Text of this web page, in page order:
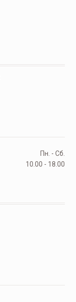
Пн. - Сб.
10.00 - 18.00